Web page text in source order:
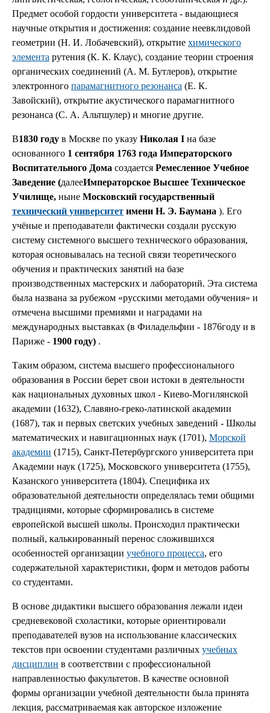
Предмет особой гордости университета - выдающиеся
научные открытия и достижения: создание неевклидовой
геометрии (Н. И. Лобачевский), открытие химического
элемента рутения (К. К. Клаус), создание теории строения
органических соединений (А. М. Бутлеров), открытие
электронного парамагнитного резонанса (Е. К.
Завойский), открытие акустического парамагнитного
резонанса (С. А. Альтшулер) и многие другие.
В1830 году в Москве по указу Николая I на базе
основанного 1 сентября 1763 года Императорского
Воспитательного Дома создается Ремесленное Учебное
Заведение (далееИмператорское Высшее Техническое
Училище, ныне Московский государственный
технический университет имени Н. Э. Баумана ). Его
учёные и преподаватели фактически создали русскую
систему системного высшего технического образования,
которая основывалась на тесной связи теоретического
обучения и практических занятий на базе
производственных мастерских и лабораторий. Эта система
была названа за рубежом «русскими методами обучения» и
отмечена высшими премиями и наградами на
международных выставках (в Филадельфии - 1876году и в
Париже - 1900 году) .
Таким образом, система высшего профессионального
образования в России берет свои истоки в деятельности
как национальных духовных школ - Киево-Могилянской
академии (1632), Славяно-греко-латинской академии
(1687), так и первых светских учебных заведений - Школы
математических и навигационных наук (1701), Морской
академии (1715), Санкт-Петербургского университета при
Академии наук (1725), Московского университета (1755),
Казанского университета (1804). Специфика их
образовательной деятельности определялась теми общими
традициями, которые сформировались в системе
европейской высшей школы. Происходил практически
полный, калькированный перенос сложившихся
особенностей организации учебного процесса, его
содержательной характеристики, форм и методов работы
со студентами.
В основе дидактики высшего образования лежали идеи
средневековой схоластики, которые ориентировали
преподавателей вузов на использование классических
текстов при освоении студентами различных учебных
дисциплин в соответствии с профессиональной
направленностью факультетов. В качестве основной
формы организации учебной деятельности была принята
лекция, рассматриваемая как авторское изложение